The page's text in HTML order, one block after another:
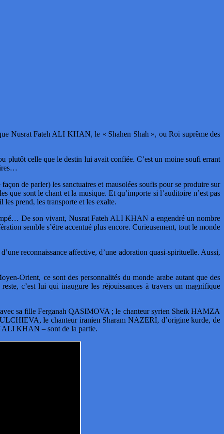
Nusrat Fateh ALI KHAN, le « Shahen Shah », ou Roi suprême des
plutôt celle que le destin lui avait confiée. C’est un moine soufi errant
de parler) les sanctuaires et mausolées soufis pour se produire sur
que sont le chant et la musique. Et qu’importe si l’auditoire n’est pas
prend, les transporte et les exalte.
De son vivant, Nusrat Fateh ALI KHAN a engendré un nombre
semble s’être accentué plus encore. Curieusement, tout le monde
reconnaissance affective, d’une adoration quasi-spirituelle. Aussi,
Orient, ce sont des personnalités du monde arabe autant que des
c’est lui qui inaugure les réjouissances à travers un magnifique
sa fille Ferganah QASIMOVA ; le chanteur syrien Sheik HAMZA
le chanteur iranien Sharam NAZERI, d’origine kurde, de
ALI KHAN – sont de la partie.